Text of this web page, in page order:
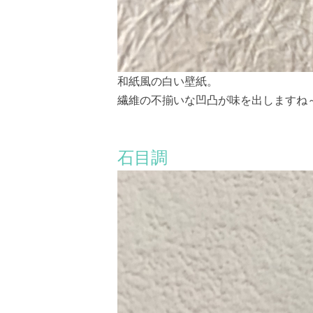
和紙風の白い壁紙。
繊維の不揃いな凹凸が味を出しますね
石目調